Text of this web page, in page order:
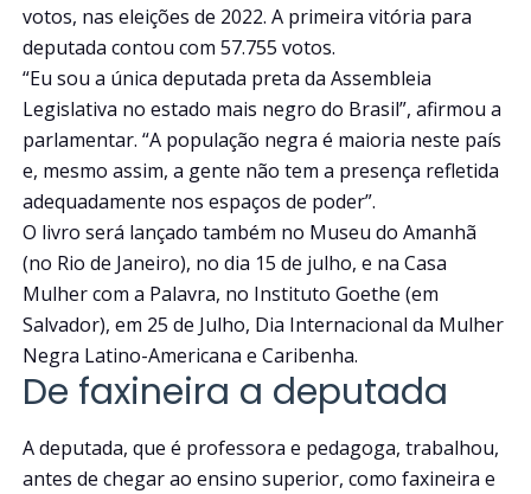
votos, nas eleições de 2022. A primeira vitória para
deputada contou com 57.755 votos.
“Eu sou a única deputada preta da Assembleia
Legislativa no estado mais negro do Brasil”, afirmou a
parlamentar. “A população negra é maioria neste país
e, mesmo assim, a gente não tem a presença refletida
adequadamente nos espaços de poder”.
O livro será lançado também no Museu do Amanhã
(no Rio de Janeiro), no dia 15 de julho, e na Casa
Mulher com a Palavra, no Instituto Goethe (em
Salvador), em 25 de Julho, Dia Internacional da Mulher
Negra Latino-Americana e Caribenha.
De faxineira a deputada
A deputada, que é professora e pedagoga, trabalhou,
antes de chegar ao ensino superior, como faxineira e